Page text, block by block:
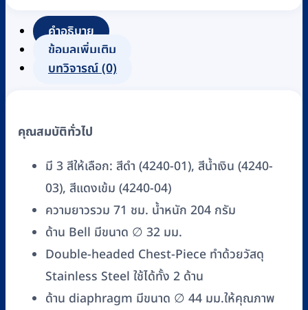
Riester
รุ่น
Cardiophon
(R4240)
#สีดำ,
แดง,
น้ำเงิน
ชิ้น
คำอธิบาย
ข้อมูลเพิ่มเติม
บทวิจารณ์ (0)
คุณสมบัติทั่วไป
มี 3 สีให้เลือก: สีดำ (4240-01), สีน้ำเงิน (4240-
03), สีแดงเข้ม (4240-04)
ความยาวรวม 71 ชม. น้ำหนัก 204 กรัม
ด้าน Bell มีขนาด ∅ 32 มม.
Double-headed Chest-Piece ทำด้วยวัสดุ
Stainless Steel ใช้ได้ทั้ง 2 ด้าน
ด้าน diaphragm มีขนาด ∅ 44 มม.ให้คุณภาพ